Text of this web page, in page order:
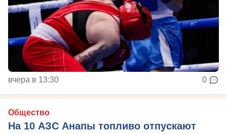
вчера в 13:30 0
Общество
На 10 АЗС Анапы топливо отпускают